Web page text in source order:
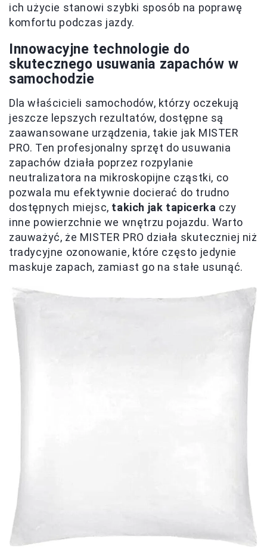
ich użycie stanowi szybki sposób na poprawę
komfortu podczas jazdy.
Innowacyjne technologie do
skutecznego usuwania zapachów w
samochodzie
Dla właścicieli samochodów, którzy oczekują
jeszcze lepszych rezultatów, dostępne są
zaawansowane urządzenia, takie jak MISTER
PRO. Ten profesjonalny sprzęt do usuwania
zapachów działa poprzez rozpylanie
neutralizatora na mikroskopijne cząstki, co
pozwala mu efektywnie docierać do trudno
dostępnych miejsc, takich jak tapicerka czy
inne powierzchnie we wnętrzu pojazdu. Warto
zauważyć, że MISTER PRO działa skuteczniej niż
tradycyjne ozonowanie, które często jedynie
maskuje zapach, zamiast go na stałe usunąć.